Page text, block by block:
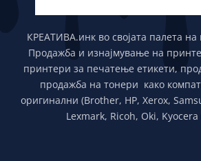
КРЕАТИВА.инк во својата палета
Продажба и изнајмување на
принтери за печатење етикети,
продажба на тонери како
оригинални (Brother, HP, Xerox,
Lexmark, Ricoh, Oki, Kyocera